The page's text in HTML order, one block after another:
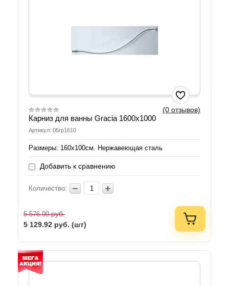
(0 отзывов)
Карниз для ванны Gracia 1600х1000
Артикул: 05гр1610
Размеры: 160х100см. Нержавеющая сталь
Добавить к сравнению
Количество:
5 576.00руб.
5 129.92 руб. (шт)